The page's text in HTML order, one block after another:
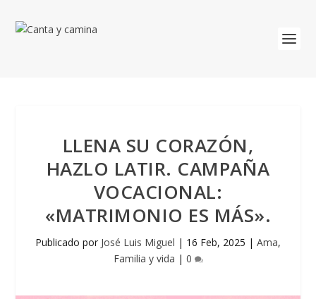
LLENA SU CORAZÓN,
HAZLO LATIR. CAMPAÑA
VOCACIONAL:
«MATRIMONIO ES MÁS».
Publicado por José Luis Miguel | 16 Feb, 2025 | Ama,
Familia y vida | 0